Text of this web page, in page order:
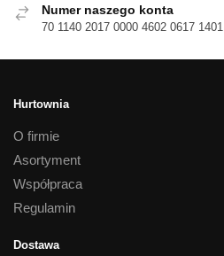
Numer naszego konta
70 1140 2017 0000 4602 0617 1401
Hurtownia
O firmie
Asortyment
Współpraca
Regulamin
Dostawa